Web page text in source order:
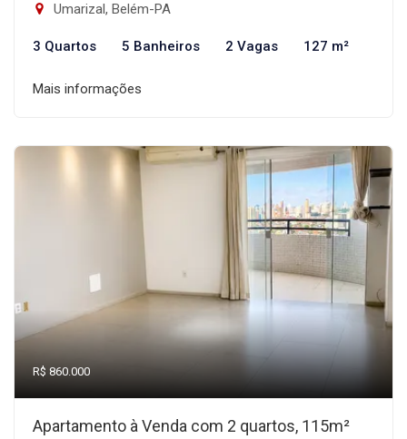
Umarizal, Belém-PA
3 Quartos 5 Banheiros 2 Vagas 127 m²
Mais informações
R$ 860.000
Apartamento à Venda com 2 quartos, 115m²